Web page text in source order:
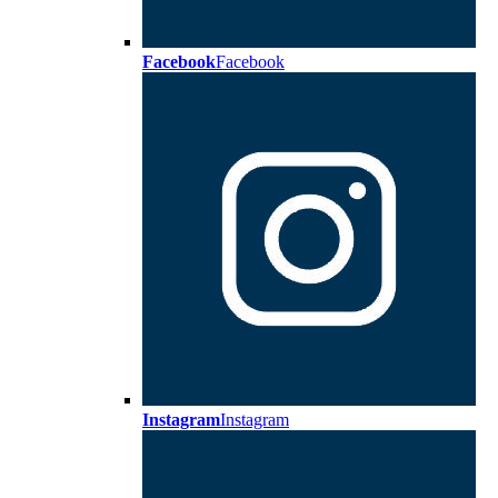
FacebookFacebook
InstagramInstagram